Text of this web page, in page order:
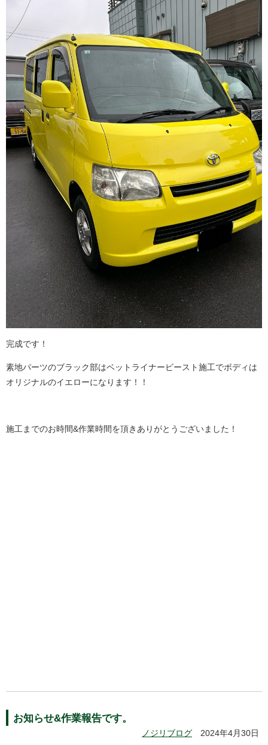
完成です！
素地パーツのブラック部はベットライナービースト施工でボディは
オリジナルのイエローになります！！
施工までのお時間&作業時間を頂きありがとうございました！
お知らせ&作業報告です。
ノジリブログ 2024年4月30日